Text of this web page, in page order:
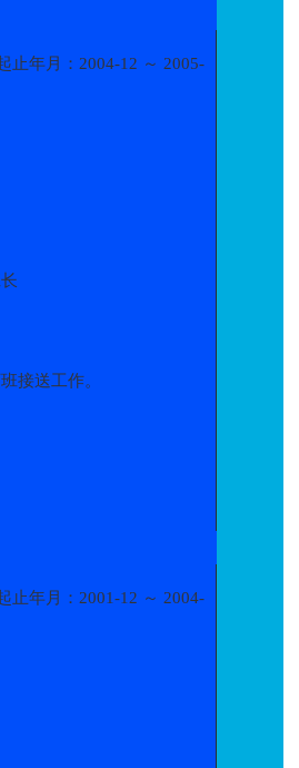
止年月：2004-12 ～ 2005-
接送工作。
止年月：2001-12 ～ 2004-